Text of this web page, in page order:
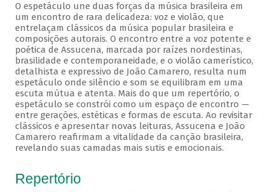
O espetáculo une duas forças da música brasileira em
um encontro de rara delicadeza: voz e violão, que
entrelaçam clássicos da música popular brasileira e
composições autorais. O encontro entre a voz potente e
poética de Assucena, marcada por raízes nordestinas,
brasilidade e contemporaneidade, e o violão camerístico,
detalhista e expressivo de João Camarero, resulta num
espetáculo onde silêncio e som se equilibram em uma
escuta mútua e atenta. Mais do que um repertório, o
espetáculo se constrói como um espaço de encontro —
entre gerações, estéticas e formas de escuta. Ao revisitar
clássicos e apresentar novas leituras, Assucena e João
Camarero reafirmam a vitalidade da canção brasileira,
revelando suas camadas mais sutis e emocionais.
Repertório